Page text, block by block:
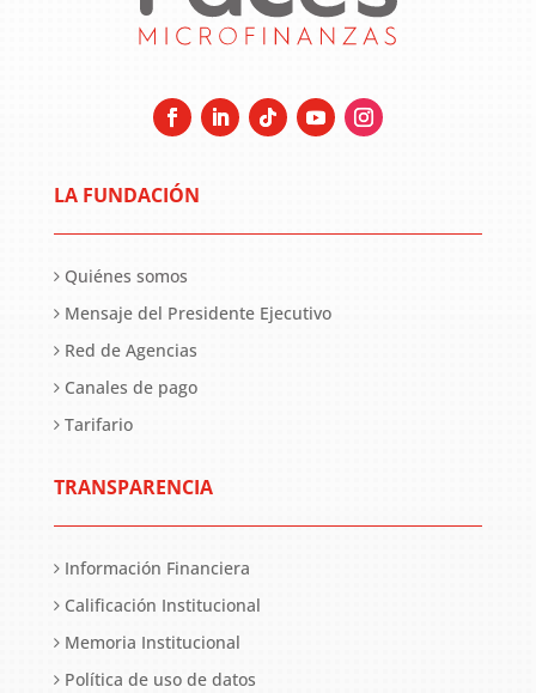
LA FUNDACIÓN
Quiénes somos
Mensaje del Presidente Ejecutivo
Red de Agencias
Canales de pago
Tarifario
TRANSPARENCIA
Información Financiera
Calificación Institucional
Memoria Institucional
Política de uso de datos